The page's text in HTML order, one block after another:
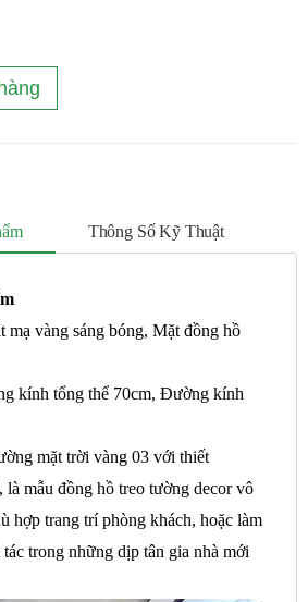
Thông Số Kỹ Thuật
mạ vàng sáng bóng, Mặt đồng hồ
kính tổng thể 70cm, Đường kính
mặt trời vàng 03 với thiết
là mẫu đồng hồ treo tường decor vô
hợp trang trí phòng khách, hoặc làm
trong những dịp tân gia nhà mới